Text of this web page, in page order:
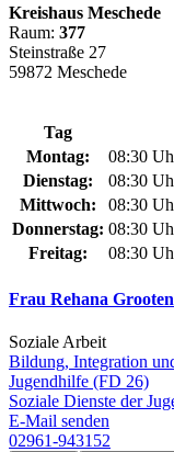
Kreishaus Meschede
Raum: 377
Steinstraße 27
59872 Meschede
Tag
Montag:
08:30
Dienstag:
08:30
Mittwoch:
08:30
Donnerstag: 08:30
Freitag:
08:30
Frau Rehana Grooten
Soziale Arbeit
Bildung, Integration
Jugendhilfe (FD 26)
Soziale Dienste der
E-Mail senden
02961-943152